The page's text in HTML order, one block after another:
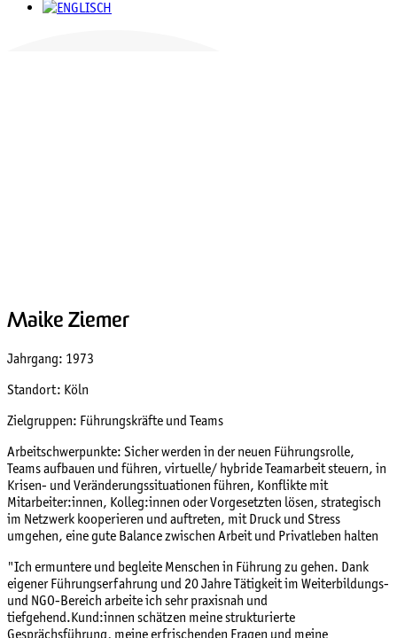
Maike Ziemer
Jahrgang: 1973
Standort: Köln
Zielgruppen: Führungskräfte und Teams
Arbeitschwerpunkte: Sicher werden in der neuen Führungsrolle,
Teams aufbauen und führen, virtuelle/ hybride Teamarbeit steuern, in
Krisen- und Veränderungssituationen führen, Konflikte mit
Mitarbeiter:innen, Kolleg:innen oder Vorgesetzten lösen, strategisch
im Netzwerk kooperieren und auftreten, mit Druck und Stress
umgehen, eine gute Balance zwischen Arbeit und Privatleben halten
"Ich ermuntere und begleite Menschen in Führung zu gehen. Dank
eigener Führungserfahrung und 20 Jahre Tätigkeit im Weiterbildungs-
und NGO-Bereich arbeite ich sehr praxisnah und
tiefgehend.Kund:innen schätzen meine strukturierte
Gesprächsführung, meine erfrischenden Fragen und meine